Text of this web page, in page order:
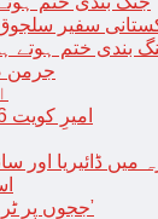
سفیر
بندی ختم ہوتے ہی
جرمن
امیرِ کویت 86 سالہ شیخ نواف الاحمد کی اچانک طبیعت بگڑ گئی؛ اسپتال میں داخل
میں ڈائیریا اور
‘ججوں پر ٹرمپ کے حملے روکنے کا واحد طریقہ ہے کہ انہیں جیل میں ڈال دیا جائے’